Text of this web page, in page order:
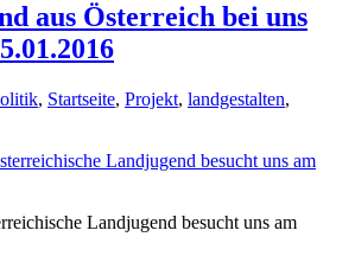
aus Österreich bei uns
, Startseite, Projekt, landgestalten,
Landjugend besucht uns am